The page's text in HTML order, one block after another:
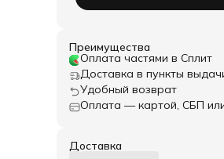
Преимущества
Оплата частями в Сплит
Доставка в пункты
Удобный возврат
Оплата — картой, СБП
Доставка